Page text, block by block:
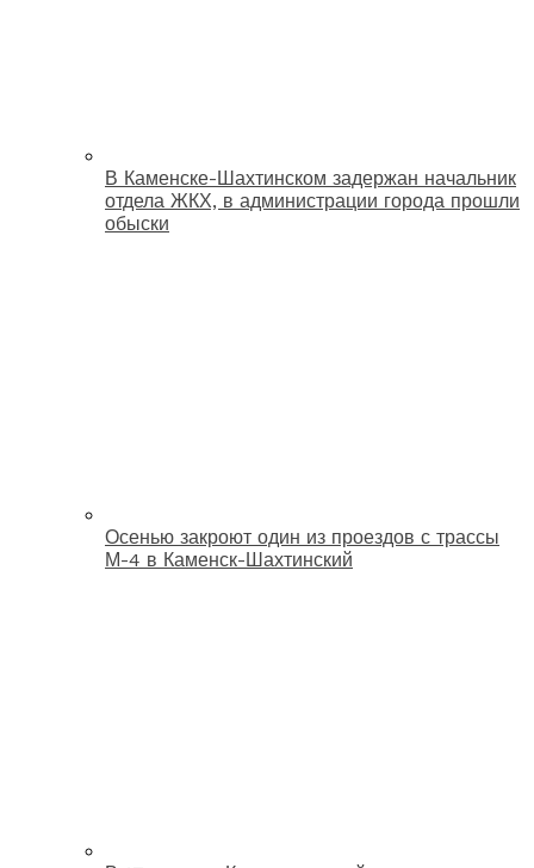
В Каменске-Шахтинском задержан начальник
отдела ЖКХ, в администрации города прошли
обыски
Осенью закроют один из проездов с трассы
М-4 в Каменск-Шахтинский